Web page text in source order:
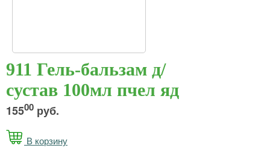
911 Гель-бальзам д/
сустав 100мл пчел яд
15500 руб.
В корзину